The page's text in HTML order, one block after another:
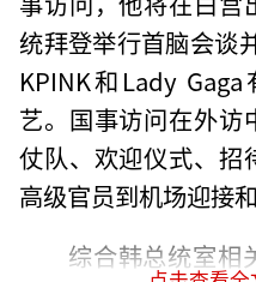
统拜登举行首脑会谈
KPINK和Lady
艺。国事访问在外访
仗队、欢迎仪式、招
高级官员到机场迎接和
综合韩总统室相